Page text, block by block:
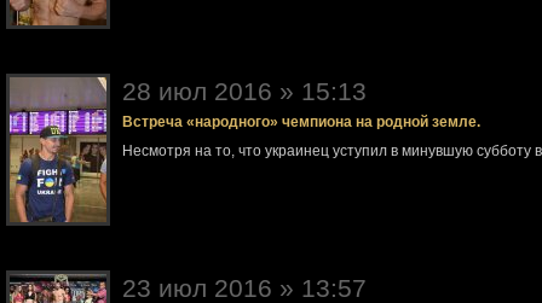
28 июл 2016 » 15:13
Встреча «народного» чемпиона на родной земле.
Несмотря на то, что украинец уступил в минувшую субботу
23 июл 2016 » 13:57